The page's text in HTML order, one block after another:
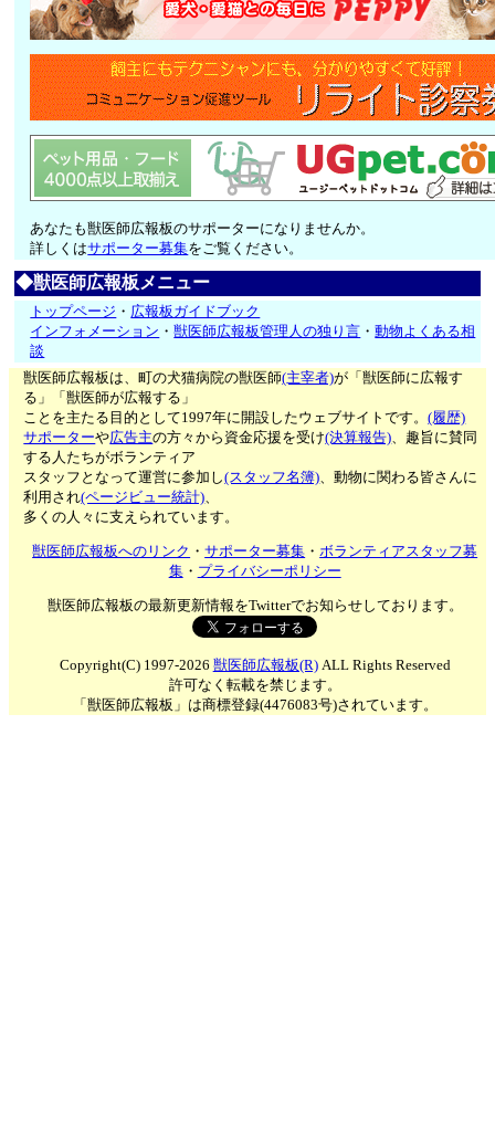
あなたも獣医師広報板のサポーターになりませんか。
詳しくはサポーター募集をご覧ください。
◆獣医師広報板メニュー
トップページ ・ 広報板ガイドブック
インフォメーション ・獣医師広報板管理人の独り言 ・動物よくある相
談
獣医師広報板は、町の犬猫病院の獣医師(主宰者)が「獣医師に広報す
る」「獣医師が広報する」
ことを主たる目的として1997年に開設したウェブサイトです。(履歴)
サポーターや広告主の方々から資金応援を受け(決算報告)、趣旨に賛同
する人たちがボランティア
スタッフとなって運営に参加し(スタッフ名簿)、動物に関わる皆さんに
利用され(ページビュー統計)、
多くの人々に支えられています。
獣医師広報板へのリンク ・サポーター募集 ・ボランティアスタッフ募
集・ プライバシーポリシー
獣医師広報板の最新更新情報をTwitterでお知らせしております。
Copyright(C) 1997-2026 獣医師広報板(R)ALL Rights Reserved
許可なく転載を禁じます。
「獣医師広報板」は商標登録(4476083号)されています。